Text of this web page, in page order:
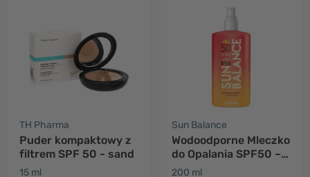
TH Pharma
Puder kompaktowy z
filtrem SPF 50 - sand
15 ml
Sun Balance
Wodoodporne Mleczko
do Opalania SPF50 –
dla Całej Rodziny
200 ml